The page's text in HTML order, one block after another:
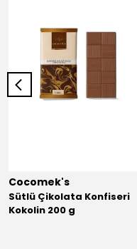
Cocomek's
Sütlü Çikolata Konfiseri
Kokolin 200 g